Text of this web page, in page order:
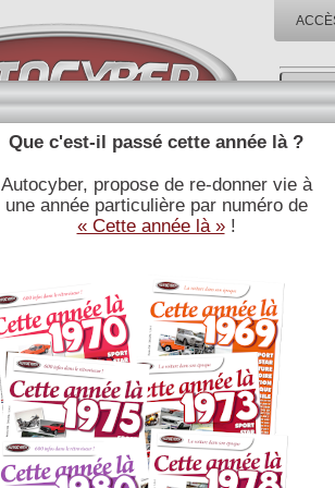
RÉFÉRENCES
JOURNALISTIQUES
BOUTIQUE
Chercher dans toutes les
type énergie
Que c'est-il passé cette année là ?
Autocyber, propose de re-donner vie à
une année particulière par numéro de
« Cette année là »!